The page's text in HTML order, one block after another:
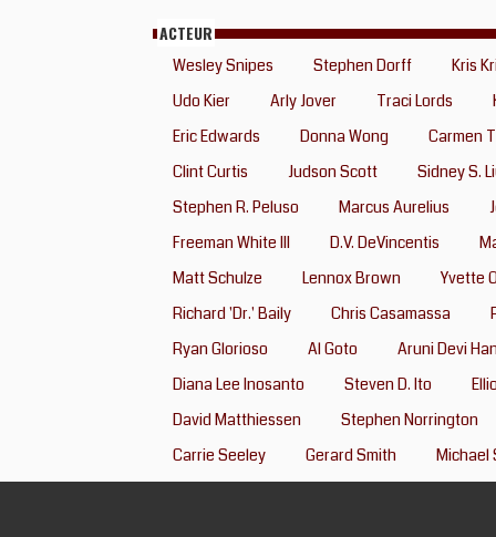
ACTEUR
Wesley Snipes Stephen Dorff
Kris
Udo Kier
Arly Jover Traci Lords
Eric Edwards
Donna Wong
Carmen
Clint Curtis
Judson Scott
Sidney S.
Stephen R. Peluso
Marcus Aurelius
Freeman White III
D.V. DeVincentis
Matt Schulze
Lennox Brown
Yvette
Richard 'Dr.' Baily
Chris Casamassa
Ryan Glorioso
Al Goto
Aruni Devi
Diana Lee Inosanto
Steven D. Ito
David Matthiessen
Stephen Norrington
Carrie Seeley
Gerard Smith Michael